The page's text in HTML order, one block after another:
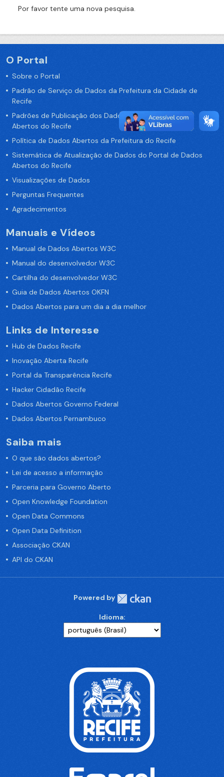
Por favor tente uma nova pesquisa.
O Portal
Sobre o Portal
Padrão de Serviço de Dados da Prefeitura da Cidade de
Recife
Padrões de Publicação dos Dados no Portal de Dados
Abertos do Recife
Política de Dados Abertos da Prefeitura do Recife
Sistemática de Atualização de Dados do Portal de Dados
Abertos do Recife
Visualizações de Dados
Perguntas Frequentes
Agradecimentos
Manuais e Vídeos
Manual de Dados Abertos W3C
Manual do desenvolvedor W3C
Cartilha do desenvolvedor W3C
Guia de Dados Abertos OKFN
Dados Abertos para um dia a dia melhor
Links de Interesse
Hub de Dados Recife
Inovação Aberta Recife
Portal da Transparência Recife
Hacker Cidadão Recife
Dados Abertos Governo Federal
Dados Abertos Pernambuco
Saiba mais
O que são dados abertos?
Lei de acesso a informação
Parceria para Governo Aberto
Open Knowledge Foundation
Open Data Commons
Open Data Definition
Associação CKAN
API do CKAN
Powered by
Idioma